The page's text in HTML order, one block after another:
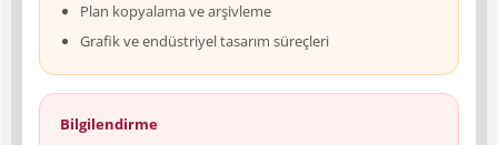
Plan kopyalama ve arşivleme
Grafik ve endüstriyel tasarım süreçleri
Bilgilendirme